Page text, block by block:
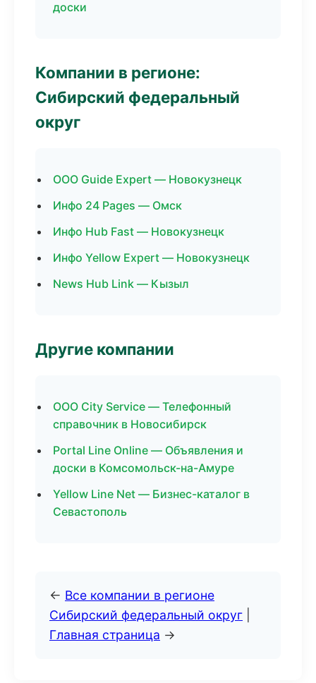
доски
Компании в регионе:
Сибирский федеральный
округ
ООО Guide Expert — Новокузнецк
Инфо 24 Pages — Омск
Инфо Hub Fast — Новокузнецк
Инфо Yellow Expert — Новокузнецк
News Hub Link — Кызыл
Другие компании
ООО City Service — Телефонный
справочник в Новосибирск
Portal Line Online — Объявления и
доски в Комсомольск-на-Амуре
Yellow Line Net — Бизнес-каталог в
Севастополь
← Все компании в регионе
Сибирский федеральный округ
Главная страница →